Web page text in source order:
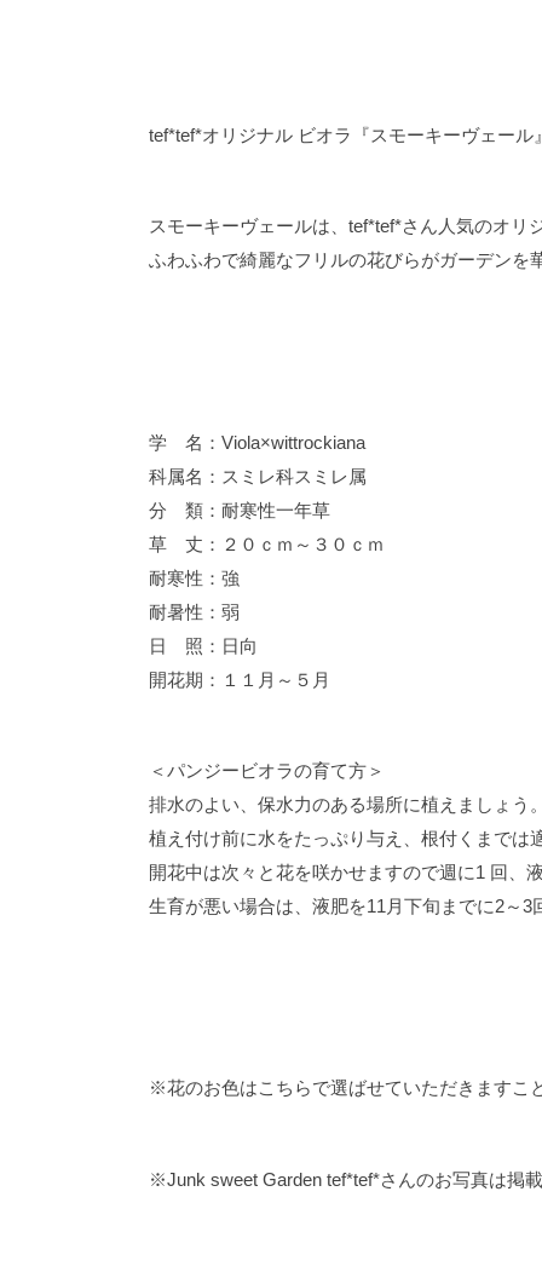
tef*tef*オリジナル ビオラ『スモーキーヴェー
スモーキーヴェールは、tef*tef*さん人気のオ
ふわふわで綺麗なフリルの花びらがガーデンを
学 名：Viola×wittrockiana
科属名：スミレ科スミレ属
分 類：耐寒性一年草
草 丈：２０ｃｍ～３０ｃｍ
耐寒性：強
耐暑性：弱
日 照：日向
開花期：１１月～５月
＜パンジービオラの育て方＞
排水のよい、保水力のある場所に植えましょう
植え付け前に水をたっぷり与え、根付くまでは
開花中は次々と花を咲かせますので週に1 回、
生育が悪い場合は、液肥を11月下旬までに2～3
※花のお色はこちらで選ばせていただきますこ
※Junk sweet Garden tef*tef*さんのお写真は掲